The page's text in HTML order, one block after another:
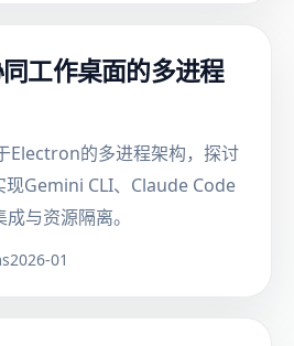
工作桌面的多进程
Electron的多进程架构，探讨
现Gemini CLI、Claude Code
与资源隔离。
2026-01